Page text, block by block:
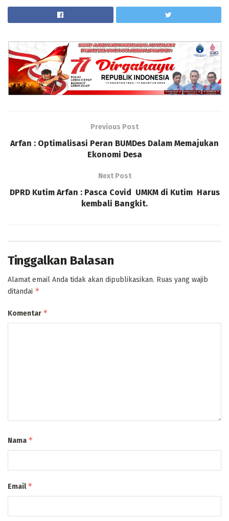
Previous Post
Arfan : Optimalisasi Peran BUMDes Dalam Memajukan
Ekonomi Desa
Next Post
DPRD Kutim Arfan : Pasca Covid UMKM di Kutim Harus
kembali Bangkit.
Tinggalkan Balasan
Alamat email Anda tidak akan dipublikasikan. Ruas yang wajib
ditandai *
Komentar *
Nama *
Email*